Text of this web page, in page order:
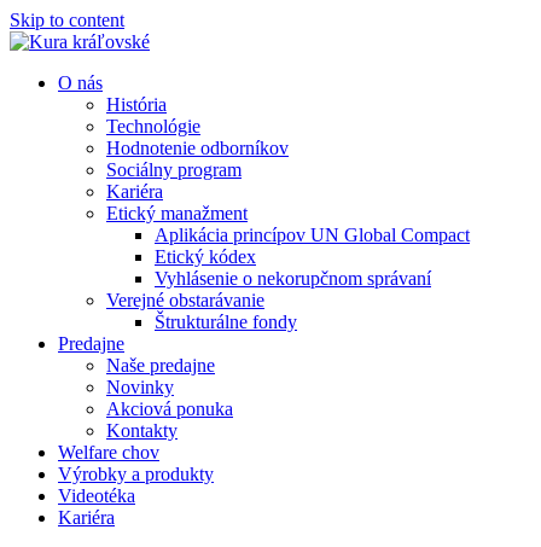
Skip to content
O nás
História
Technológie
Hodnotenie odborníkov
Sociálny program
Kariéra
Etický manažment
Aplikácia princípov UN Global Compact
Etický kódex
Vyhlásenie o nekorupčnom správaní
Verejné obstarávanie
Štrukturálne fondy
Predajne
Naše predajne
Novinky
Akciová ponuka
Kontakty
Welfare chov
Výrobky a produkty
Videotéka
Kariéra